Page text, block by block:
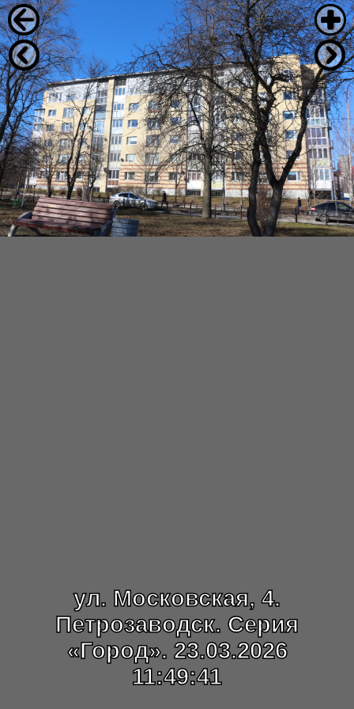
ул. Московская, 4.
Петрозаводск. Серия
«Город». 23.03.2026
11:49:41